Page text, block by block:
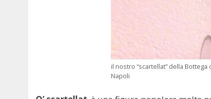
il nostro “scartellat” della Bottega
Napoli